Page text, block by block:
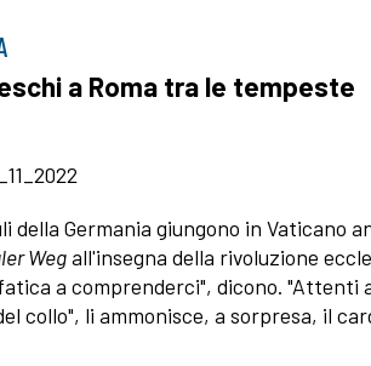
a Roma tra le tempeste
della Germania giungono in Vaticano
Wegall'insegna della rivoluzione
a comprenderci", dicono. "Attenti
collo", li ammonisce, a sorpresa, il